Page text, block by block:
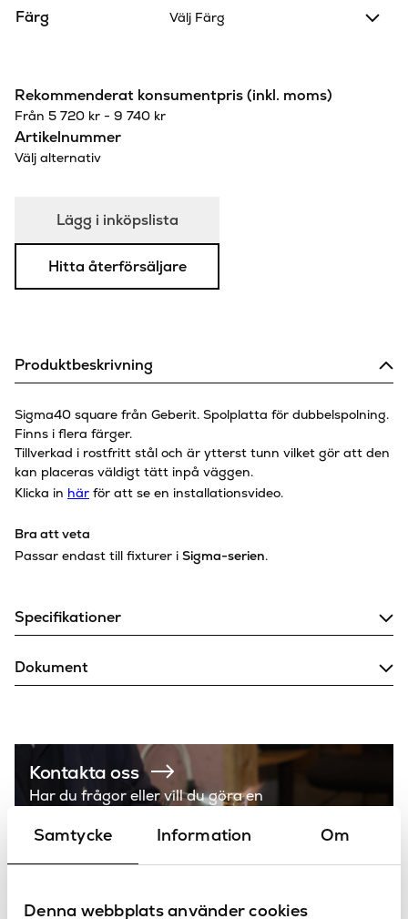
Samtycke Information Om
Denna webbplats använder cookies
Färg Välj Färg
Rekommenderat konsumentpris (inkl. moms)
Från 5 720 kr - 9 740 kr
Artikelnummer
Välj alternativ
Lägg i inköpslista
Hitta återförsäljare
Produktbeskrivning
Sigma40 square från Geberit. Spolplatta för dubbelspolning.
Finns i flera färger.
Tillverkad i rostfritt stål och är ytterst tunn vilket gör att den
kan placeras väldigt tätt inpå väggen.
Klicka in här för att se en installationsvideo.
Bra att veta
Passar endast till fixturer i Sigma-serien.
Specifikationer
Djup (mm) 6
mässing/borstad
mässing, Borstad
Rostfritt/Borstad
Rostfritt, Lava/Lava,
Matt vit/matt vit,
Rödguld/Rödguld,
Dokument
Kontakta oss
Har du frågor eller vill du göra en